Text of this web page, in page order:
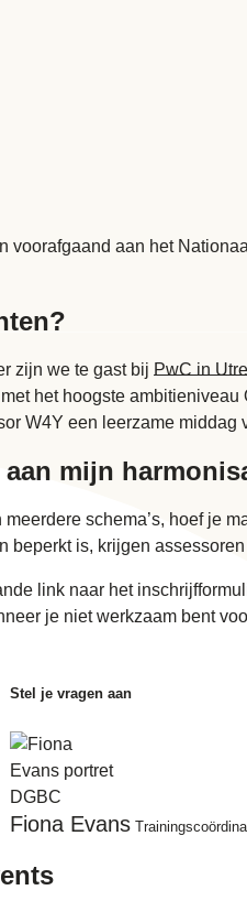
voorafgaand aan het
zijn we te gast bij PwC in
het hoogste
W4Y een leerzame middag
mijn
schema’s, hoef je
beperkt is, krijgen
link naar het
je niet werkzaam bent
Stel je vragen aan
Fiona Evans